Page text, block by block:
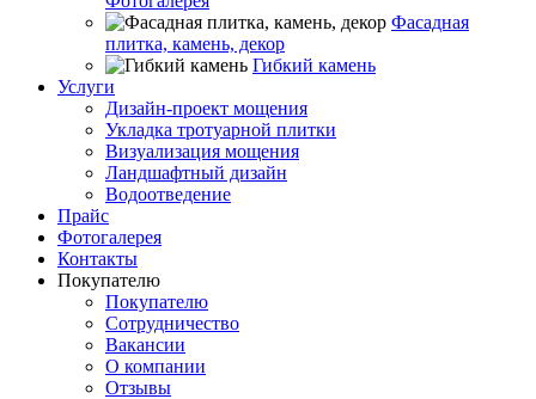
Фасадная
плитка, камень, декор
Гибкий камень
Услуги
Дизайн-проект мощения
Укладка тротуарной плитки
Визуализация мощения
Ландшафтный дизайн
Водоотведение
Прайс
Фотогалерея
Контакты
Покупателю
Покупателю
Сотрудничество
Вакансии
О компании
Отзывы